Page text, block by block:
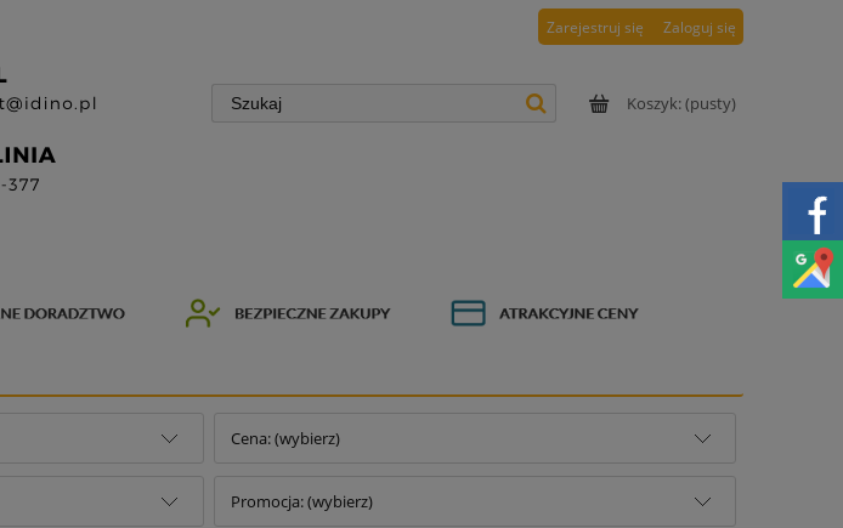
Zarejestruj się Zaloguj się
Koszyk:(pusty)
Cena: (wybierz)
Promocja: (wybierz)